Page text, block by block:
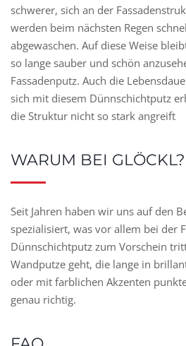
schwerer, sich an der
werden beim nächsten Regen
abgewaschen. Auf diese Weise
so lange sauber und schön
Fassadenputz. Auch die
sich mit diesem Dünnschichtputz
die Struktur nicht so stark angreift
WARUM BEI GLÖCKL?
Seit Jahren haben wir uns auf den
spezialisiert, was vor allem bei der
Dünnschichtputz zum Vorschein
Wandputze geht, die lange in
oder mit farblichen Akzenten
genau richtig.